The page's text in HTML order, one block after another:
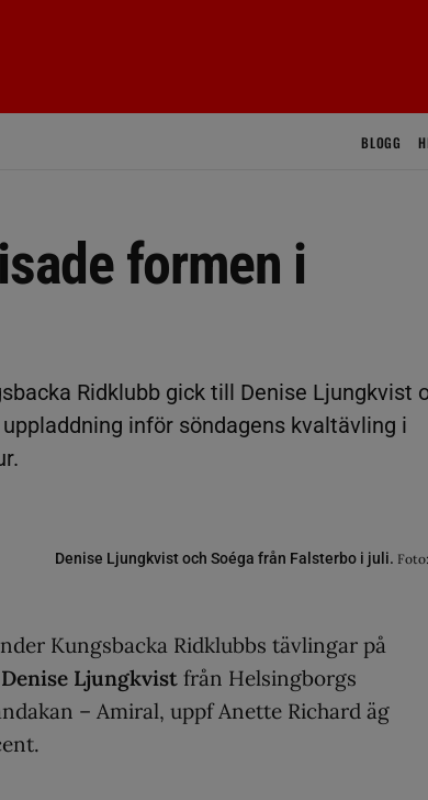
BLOGG
formen i
Ridklubb gick till Denise Ljungkvist
inför söndagens kvaltävling i
Denise Ljungkvist och Soéga från Falsterbo i juli.
Kungsbacka Ridklubbs tävlingar på
Denise Ljungkvist från Helsingborgs
– Amiral, uppf Anette Richard äg